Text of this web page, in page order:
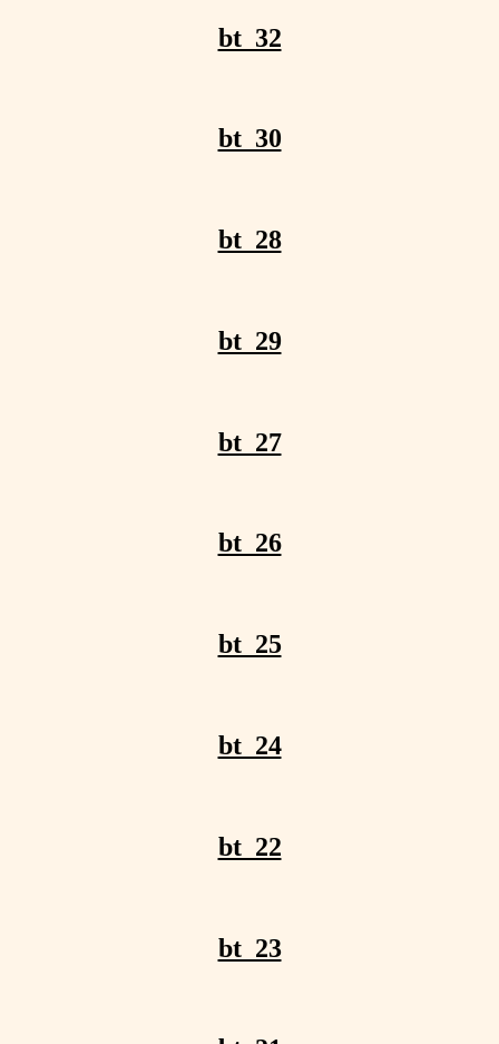
bt_32
bt_30
bt_28
bt_29
bt_27
bt_26
bt_25
bt_24
bt_22
bt_23